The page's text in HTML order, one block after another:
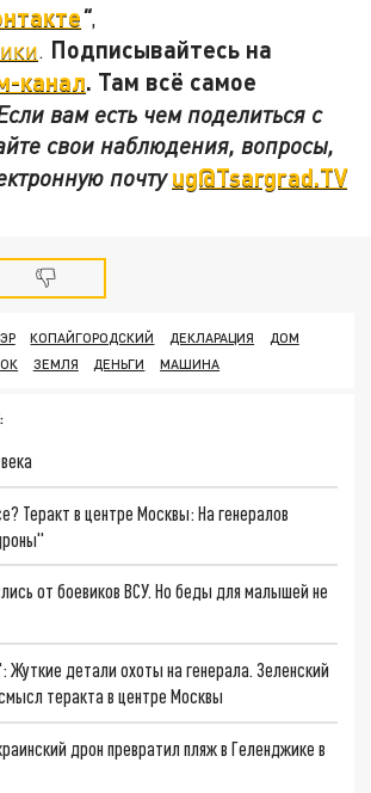
",
Подписывайтесь на
канал. Там всё самое
вам есть чем поделиться с
свои наблюдения, вопросы,
почтуug@Tsargrad.TV
КОПАЙГОРОДСКИЙ ДЕКЛАРАЦИЯ
ДОМ
ЗЕМЛЯ ДЕНЬГИ МАШИНА
Теракт в центре Москвы: На генералов
от боевиков ВСУ. Но беды для малышей не
детали охоты на генерала. Зеленский
теракта в центре Москвы
дрон превратил пляж в Геленджике в